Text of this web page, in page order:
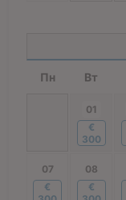
Пн Вт
01
€
300
07
€
08
€